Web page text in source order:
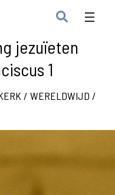
jezuïeten
1
/ WERELDWIJD /